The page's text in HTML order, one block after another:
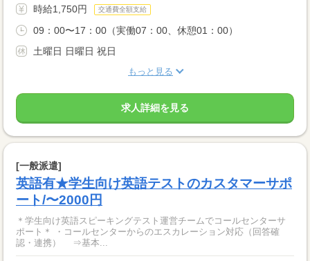
時給1,750円 交通費全額支給
09：00〜17：00（実働07：00、休憩01：00）
土曜日 日曜日 祝日
もっと見る
求人詳細を見る
[一般派遣]
英語有★学生向け英語テストのカスタマーサポ
ート/〜2000円
＊学生向け英語スピーキングテスト運営チームでコールセンターサ
ポート＊ ・コールセンターからのエスカレーション対応（回答確
認・連携） ⇒基本...